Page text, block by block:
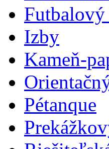
Futbalový
Izby
Kameň-
Pétanque